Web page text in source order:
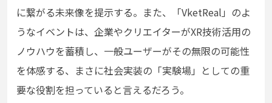
に繋がる未来像を提示する。また、「VketReal」のよ
うなイベントは、企業やクリエイターがXR技術活用の
ノウハウを蓄積し、一般ユーザーがその無限の可能性
を体感する、まさに社会実装の「実験場」としての重
要な役割を担っていると言えるだろう。